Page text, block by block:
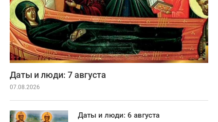
Даты и люди: 7 августа
07.08.2026
Даты и люди: 6 августа